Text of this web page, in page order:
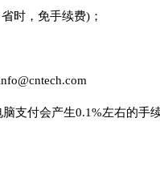
时，免手续费)；
支付会产生0.1%左右的手